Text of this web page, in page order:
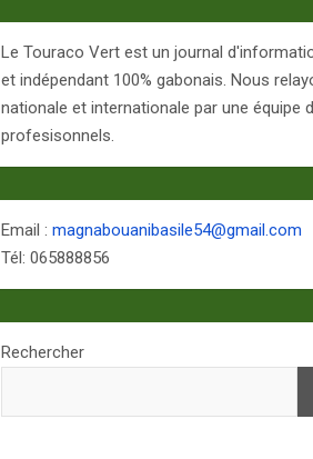
Le Touraco Vert est un journal
et indépendant 100% gabonais. Nous
nationale et internationale par une équipe
profesisonnels.
Email :magnabouanibasile54@gmail.com
Tél: 065888856
Rechercher